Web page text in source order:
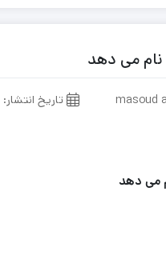
نام می دهد
تاریخ انتشار: ۲۲ دی ۱۳۹۵
می دهد